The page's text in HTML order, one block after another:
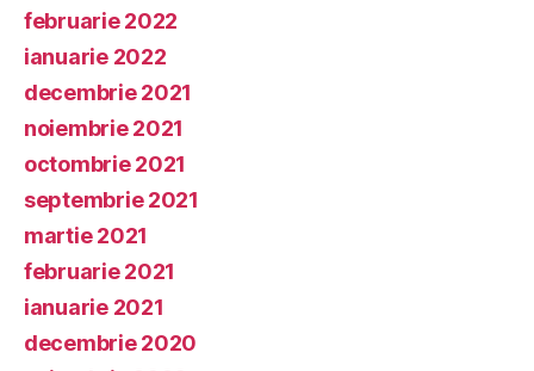
februarie 2022
ianuarie 2022
decembrie 2021
noiembrie 2021
octombrie 2021
septembrie 2021
martie 2021
februarie 2021
ianuarie 2021
decembrie 2020